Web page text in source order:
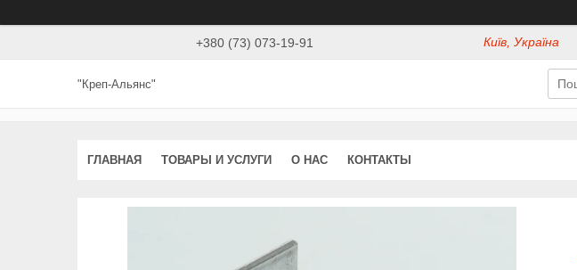
+380 (73) 073-19-91 Київ, Україна
"Креп-Альянс"
ГЛАВНАЯ ТОВАРЫ И УСЛУГИ О НАС КОНТАКТЫ